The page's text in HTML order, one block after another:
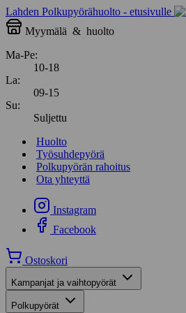
Lahden Polkupyörähuolto - etusivulle
Myymälä & huolto
Ma-Pe:
10-18
La:
09-15
Su:
Suljettu
Huolto
Työsuhdepyörä
Polkupyörän rahoitus
Ota yhteyttä
Instagram
Facebook
Ostoskori
Kampanjat ja vaihtopyörät
Polkupyörät